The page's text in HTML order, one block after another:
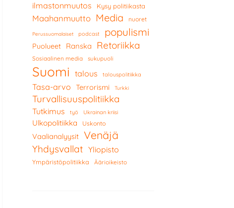
ilmastonmuutos Kysy politiikasta
Maahanmuutto Media nuoret
Perussuomalaiset podcast populismi
Puolueet Ranska Retoriikka
Sosiaalinen media sukupuoli
Suomi talous talouspolitiikka
Tasa-arvo Terrorismi Turkki
Turvallisuuspolitiikka
Tutkimus työ Ukrainan kriisi
Ulkopolitiikka Uskonto
Vaalianalyysit Venäjä
Yhdysvallat Yliopisto
Ympäristöpolitiikka Äärioikeisto